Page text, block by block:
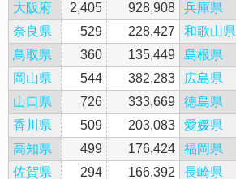
大阪府 2,405 928,908 兵庫県
奈良県
529 228,427 和歌山県
鳥取県
360 135,449 島根県
岡山県
544 382,283 広島県
山口県
726 333,669 徳島県
香川県
509 203,083 愛媛県
高知県
499 176,424 福岡県
佐賀県
294 166,392 長崎県